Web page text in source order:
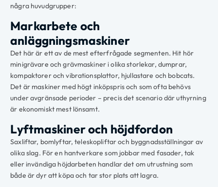
några huvudgrupper:
Markarbete och
anläggningsmaskiner
Det här är ett av de mest efterfrågade segmenten. Hit hör
minigrävare och grävmaskiner i olika storlekar, dumprar,
kompaktorer och vibrationsplattor, hjullastare och bobcats.
Det är maskiner med högt inköpspris och som ofta behövs
under avgränsade perioder – precis det scenario där uthyrning
är ekonomiskt mest lönsamt.
Lyftmaskiner och höjdfordon
Saxliftar, bomlyftar, teleskopliftar och byggnadsställningar av
olika slag. För en hantverkare som jobbar med fasader, tak
eller invändiga höjdarbeten handlar det om utrustning som
både är dyr att köpa och tar stor plats att lagra.